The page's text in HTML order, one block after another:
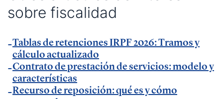
— Entrevista enKFund .
— Entrevista en GestionaRadio.
Marcos De La Cueva en eventos
sobre fiscalidad
Tablas de retenciones IRPF 2026: Tramos y
cálculo actualizado
Contrato de prestación de servicios: modelo y
características
Recurso de reposición: qué es y cómo